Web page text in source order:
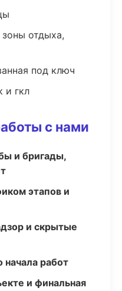
отдыха,
под ключ
и гкл
с нами
и бригады,
этапов и
и скрытые
работ
и финальная